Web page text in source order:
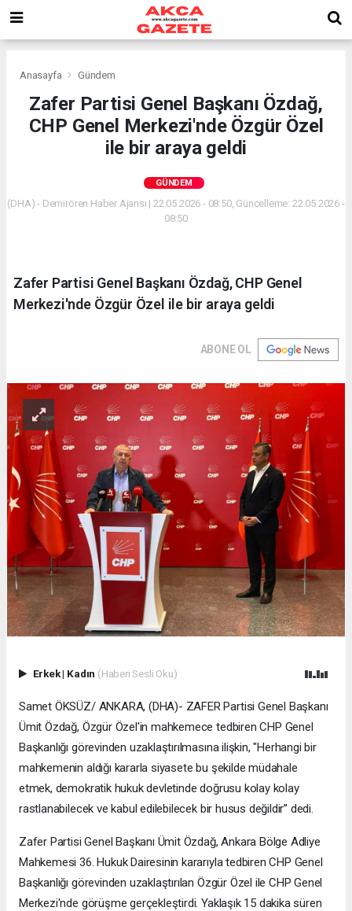
Anasayfa Gündem
Zafer Partisi Genel Başkanı Özdağ,
CHP Genel Merkezi'nde Özgür Özel
ile bir araya geldi
GÜNDEM
(DHA) - Demirören Haber Ajansı | 22.05.2026 - 08:50, Güncelleme: 22.05.2026 -
08:50
Zafer Partisi Genel Başkanı Özdağ, CHP Genel
Merkezi'nde Özgür Özel ile bir araya geldi
ABONE OL
Erkek| Kadın (Haberi Sesli Oku)
Samet ÖKSÜZ/ ANKARA, (DHA)- ZAFER Partisi Genel Başkanı
Ümit Özdağ, Özgür Özel'in mahkemece tedbiren CHP Genel
Başkanlığı görevinden uzaklaştırılmasına ilişkin, "Herhangi bir
mahkemenin aldığı kararla siyasete bu şekilde müdahale
etmek, demokratik hukuk devletinde doğrusu kolay kolay
rastlanabilecek ve kabul edilebilecek bir husus değildir” dedi.
Zafer Partisi Genel Başkanı Ümit Özdağ, Ankara Bölge Adliye
Mahkemesi 36. Hukuk Dairesinin kararıyla tedbiren CHP Genel
Başkanlığı görevinden uzaklaştırılan Özgür Özel ile CHP Genel
Merkezi'nde görüşme gerçekleştirdi. Yaklaşık 15 dakika süren